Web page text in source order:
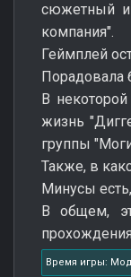
сюжетный и
компания".
Геймплей
Порадовала
В
жизнь
группы
Также, в
Минусы
В общем,
прохождения
Время игры: